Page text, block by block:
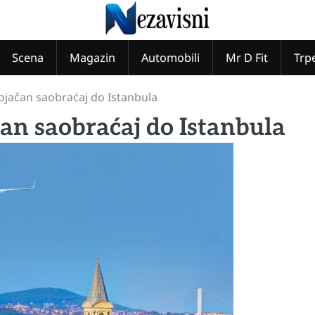
Scena Magazin Automobili Mr D Fit
saobraćaj do Istanbula
saobraćaj do Istanbula